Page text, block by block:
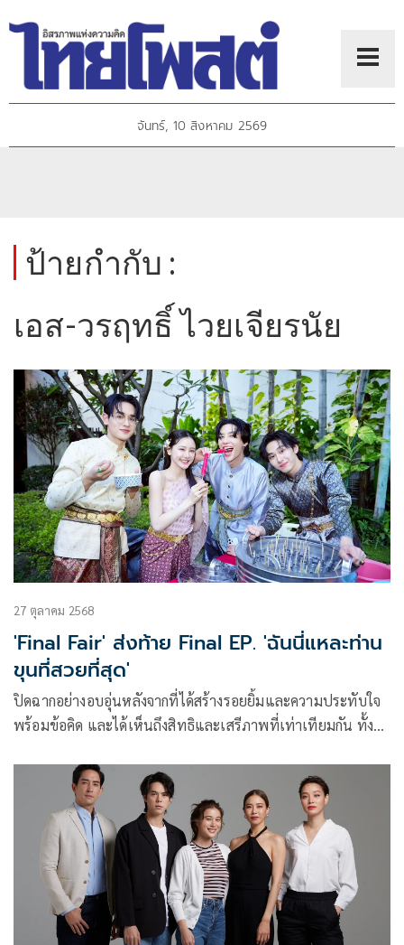
จันทร์, 10 สิงหาคม 2569
ป้ายกำกับ :
เอส-วรฤทธิ์ ไวยเจียรนัย
27 ตุลาคม 2568
'Final Fair' ส่งท้าย Final EP. 'ฉันนี่แหละท่าน
ขุนที่สวยที่สุด'
ปิดฉากอย่างอบอุ่นหลังจากที่ได้สร้างรอยยิ้มและความประทับใจ
พร้อมข้อคิด และได้เห็นถึงสิทธิและเสรีภาพที่เท่าเทียมกัน ทั้งใน
คอมเมดี้ “ฉันนี่แหละท่านขุนที่สวยที่สุด” อีกหนึ่งผลงานภายใต้
การควบคุมของ ฉอด-สายทิพย์ มนตรีกุล ณ อยุธยา